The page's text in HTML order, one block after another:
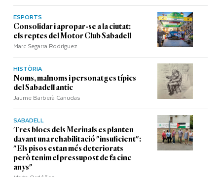
ESPORTS
Consolidar i apropar-se a la ciutat:
els reptes del Motor Club Sabadell
Marc Segarra Rodríguez
HISTÒRIA
Noms, malnoms i personatges típics
del Sabadell antic
Jaume Barberà Canudas
SABADELL
Tres blocs dels Merinals es planten
davant una rehabilitació "insuficient":
"Els pisos estan més deteriorats
però tenim el pressupost de fa cinc
anys"